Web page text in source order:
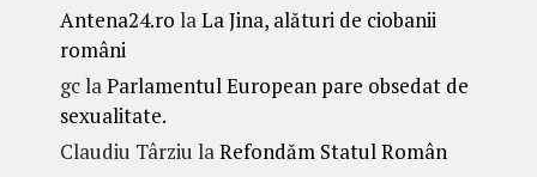
Antena24.ro laLa Jina, alături de ciobanii
români
gclaParlamentul European pare obsedat de
sexualitate.
Claudiu Târziu laRefondăm Statul Român